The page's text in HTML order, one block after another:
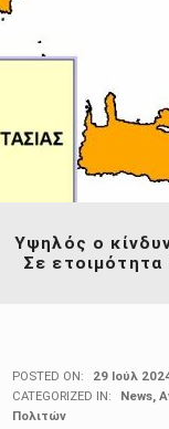
Υψηλός ο
Σε ετοιμότητα
POSTED ON:
29 Ιούλ
CATEGORIZED IN:
News,
Πολιτών